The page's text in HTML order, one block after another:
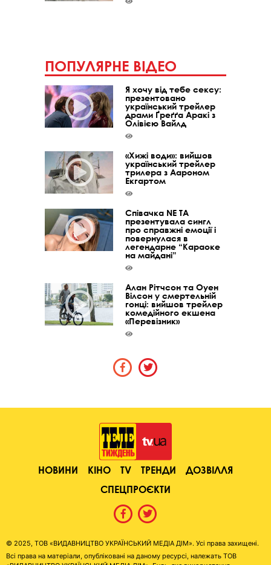
ПОПУЛЯРНЕ ВІДЕО
Я хочу від тебе сексу:
презентовано
український трейлер
драми Ґреґґа Аракі з
Олівією Вайлд
«Хижі води»: вийшов
український трейлер
трилера з Аароном
Екгартом
Співачка NE TA
презентувала сингл
про справжні емоції і
повернулася в
легендарне “Караоке
на майдані”
Алан Рітчсон та Оуен
Вілсон у смертельній
гонці: вийшов трейлер
комедійного екшена
«Перевізник»
НОВИНИ КІНО TV ТРЕНДИ
ДОЗВІЛЛЯ
СПЕЦПРОЄКТИ
© 2025, ТОВ «ВИДАВНИЦТВО УКРАЇНСЬКИЙ МЕДІА ДІМ». Усі права захищені.
Всі права на матеріали, опубліковані на даному ресурсі, належать ТОВ